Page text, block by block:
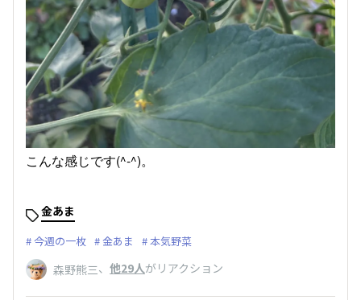
こんな感じです(^-^)。
金あま
今週の一枚 金あま 本気野菜
森野熊三、 他29人がリアクション